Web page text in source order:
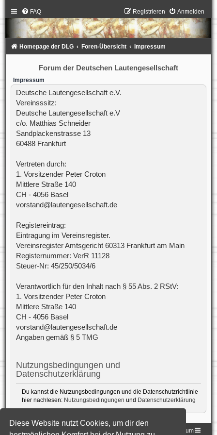
Diese Website nutzt Cookies, um dir den
FAQ Anmelden
Registrieren
Homepage der DLG Foren-Übersicht Impressum
Forum der Deutschen Lautengesellschaft
Impressum
Deutsche Lautengesellschaft e.V.
Vereinsssitz:
Deutsche Lautengesellschaft e.V
c/o. Matthias Schneider
Sandplackenstrasse 13
60488 Frankfurt
Vertreten durch:
1. Vorsitzender Peter Croton
Mittlere Straße 140
CH - 4056 Basel
vorstand@lautengesellschaft.de
Registereintrag:
Eintragung im Vereinsregister.
Vereinsregister Amtsgericht 60313 Frankfurt am Main
Registernummer: VerR 11128
Steuer-Nr: 45/250/5034/6
Verantwortlich für den Inhalt nach § 55 Abs. 2 RStV:
1. Vorsitzender Peter Croton
Mittlere Straße 140
CH - 4056 Basel
vorstand@lautengesellschaft.de
Angaben gemäß § 5 TMG
Nutzungsbedingungen und
Datenschutzerklärung
Du kannst die Nutzungsbedingungen und die Datenschutzrichtlinie
hier nachlesen: Nutzungsbedingungen und Datenschutzerklärung
Homepage der DLG Foren-Übersicht Impressum